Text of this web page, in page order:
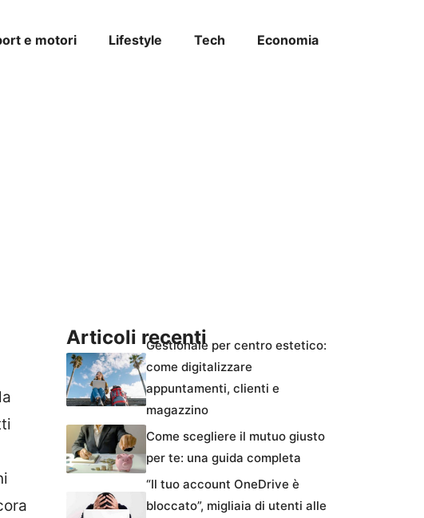
e motori Lifestyle Tech Economia
Articoli recentiGestionale per centro estetico:
come digitalizzare
appuntamenti, clienti e
magazzino
Come scegliere il mutuo giusto
per te: una guida completa
“Il tuo account OneDrive è
bloccato”, migliaia di utenti alle